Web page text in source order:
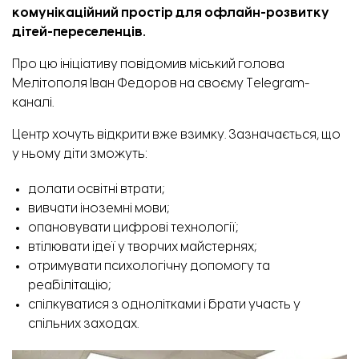
комунікаційний простір для офлайн-розвитку
дітей-переселенців.
Про цю ініціативу повідомив міський голова
Мелітополя Іван Федоров на своєму Telegram-
каналі.
Центр хочуть відкрити вже взимку. Зазначається, що
у ньому діти зможуть:
долати освітні втрати;
вивчати іноземні мови;
опановувати цифрові технології;
втілювати ідеї у творчих майстернях;
отримувати психологічну допомогу та
реабілітацію;
спілкуватися з однолітками і брати участь у
спільних заходах.